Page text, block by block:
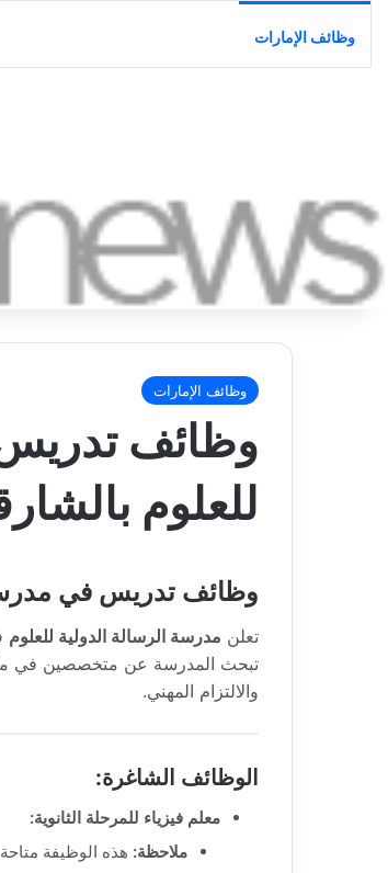
وظائف الإمارات
وظائف الإمارات
وظائف تدريس
للعلوم
وظائف تدريس في مدرسة
تعلن مدرسة الرسالة الدولية للعلوم
تبحث المدرسة عن متخصصين في مادتي
والالتزام المهني.
الوظائف الشاغرة:
معلم فيزياء للمرحلة الثانوية:
ملاحظة: هذه الوظيفة